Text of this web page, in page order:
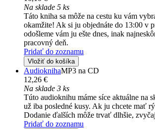
Na sklade 5 ks
Táto kniha sa môže na cestu ku vám
okamžite! Ak si ju objednáte do 13:00 v
odošleme vám ju ešte dnes, inak
pracovný deň.
Pridať do zoznamu
Vložiť do košíka
AudioknihaMP3 na CD
12,26 €
Na sklade 3 ks
Túto audioknihu máme síce aktuálne na
už iba posledné kusy. Ak ju chcete mať
Dodanie ďalších môže trvať dlhšie,
Pridať do zoznamu